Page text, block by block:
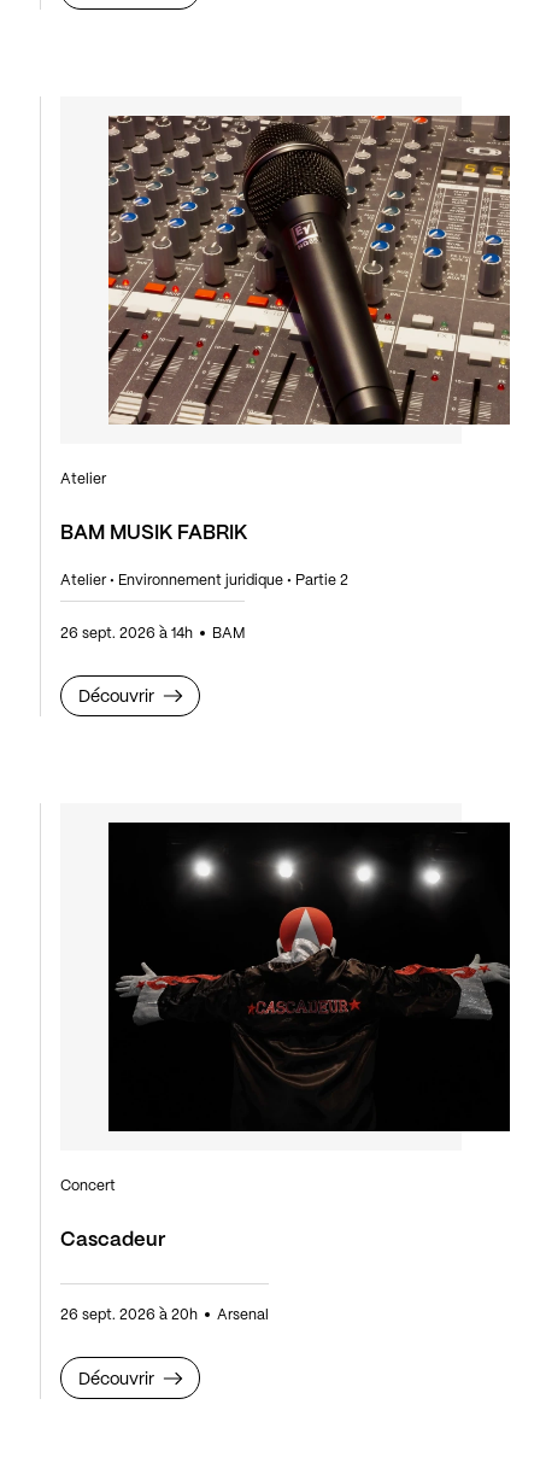
BAM MUSIK FABRIK
Atelier
Atelier • Environnement juridique • Partie 2
26 sept. 2026 à 14h BAM
Découvrir
Cascadeur
Concert
26 sept. 2026 à 20h Arsenal
Découvrir